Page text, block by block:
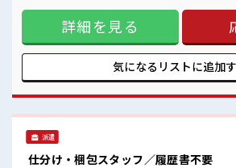
女性も活躍しやすい雰囲気の職場です！
“コジンマリ”が好きな方にもお勧め！！
少人数の職場です♪
休憩室で楽しくランチ♪
時間があれば昼寝もしちゃおう！
ても大丈夫♪ 経験はちょっとだけ…
も働きやすい職場≫ もちろん男性の
休2日制≫ 週末は家族や友人と一緒に
ラクラク制服アリ≫ 制服があるので
“コジンマリ”が好きな方にもお勧め
詳細を見る
気になるリストに追加
派遣
仕分け・梱包スタッフ／履歴書不要